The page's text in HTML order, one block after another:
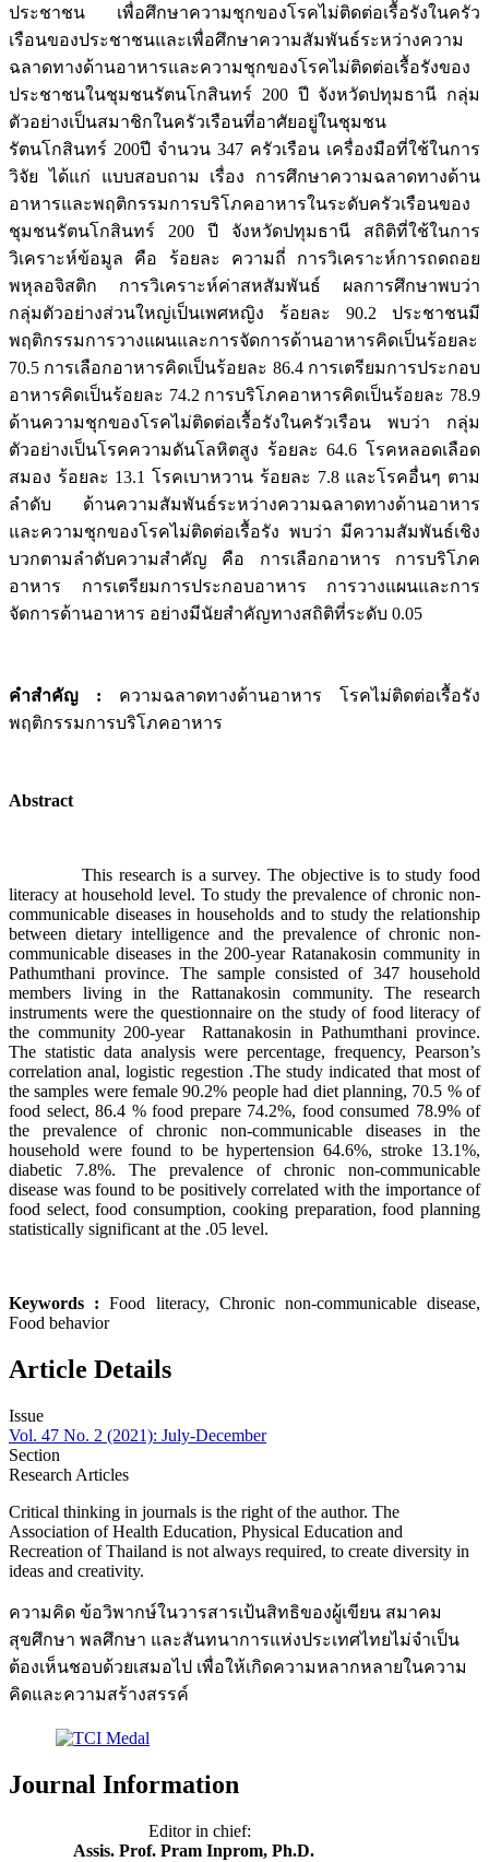
ประชาชน เพื่อศึกษาความชุกของโรคไม่ติดต่อเรื้อรังในครัว
เรือนของประชาชนและเพื่อศึกษาความสัมพันธ์ระหว่างความ
ฉลาดทางด้านอาหารและความชุกของโรคไม่ติดต่อเรื้อรังของ
ประชาชนในชุมชนรัตนโกสินทร์ 200 ปี จังหวัดปทุมธานี กลุ่ม
ตัวอย่างเป็นสมาชิกในครัวเรือนที่อาศัยอยู่ในชุมชน
รัตนโกสินทร์ 200ปี จำนวน 347 ครัวเรือน เครื่องมือที่ใช้ในการ
วิจัย ได้แก่ แบบสอบถาม เรื่อง การศึกษาความฉลาดทางด้าน
อาหารและพฤติกรรมการบริโภคอาหารในระดับครัวเรือนของ
ชุมชนรัตนโกสินทร์ 200 ปี จังหวัดปทุมธานี สถิติที่ใช้ในการ
วิเคราะห์ข้อมูล คือ ร้อยละ ความถี่ การวิเคราะห์การถดถอย
พหุลอจิสติก การวิเคราะห์ค่าสหสัมพันธ์ ผลการศึกษาพบว่า
กลุ่มตัวอย่างส่วนใหญ่เป็นเพศหญิง ร้อยละ 90.2 ประชาชนมี
พฤติกรรมการวางแผนและการจัดการด้านอาหารคิดเป็นร้อยละ
70.5 การเลือกอาหารคิดเป็นร้อยละ 86.4 การเตรียมการประกอบ
อาหารคิดเป็นร้อยละ 74.2 การบริโภคอาหารคิดเป็นร้อยละ 78.9
ด้านความชุกของโรคไม่ติดต่อเรื้อรังในครัวเรือน พบว่า กลุ่ม
ตัวอย่างเป็นโรคความดันโลหิตสูง ร้อยละ 64.6 โรคหลอดเลือด
สมอง ร้อยละ 13.1 โรคเบาหวาน ร้อยละ 7.8 และโรคอื่นๆ ตาม
ลำดับ ด้านความสัมพันธ์ระหว่างความฉลาดทางด้านอาหาร
และความชุกของโรคไม่ติดต่อเรื้อรัง พบว่า มีความสัมพันธ์เชิง
บวกตามลำดับความสำคัญ คือ การเลือกอาหาร การบริโภค
อาหาร การเตรียมการประกอบอาหาร การวางแผนและการ
จัดการด้านอาหาร อย่างมีนัยสำคัญทางสถิติที่ระดับ 0.05
คำสำคัญ : ความฉลาดทางด้านอาหาร โรคไม่ติดต่อเรื้อรัง
พฤติกรรมการบริโภคอาหาร
Abstract
This research is a survey. The objective is to study food
literacy at household level. To study the prevalence of chronic non-
communicable diseases in households and to study the relationship
between dietary intelligence and the prevalence of chronic non-
communicable diseases in the 200-year Ratanakosin community in
Pathumthani province. The sample consisted of 347 household
members living in the Rattanakosin community. The research
instruments were the questionnaire on the study of food literacy of
the community 200-year Rattanakosin in Pathumthani province.
The statistic data analysis were percentage, frequency, Pearson’s
correlation anal, logistic regestion .The study indicated that most of
the samples were female 90.2% people had diet planning, 70.5 % of
food select, 86.4 % food prepare 74.2%, food consumed 78.9% of
the prevalence of chronic non-communicable diseases in the
household were found to be hypertension 64.6%, stroke 13.1%,
diabetic 7.8%. The prevalence of chronic non-communicable
disease was found to be positively correlated with the importance of
food select, food consumption, cooking preparation, food planning
statistically significant at the .05 level.
Keywords : Food literacy, Chronic non-communicable disease,
Food behavior
Article Details
Issue
Vol. 47 No. 2 (2021): July-December
Section
Research Articles
Critical thinking in journals is the right of the author. The
Association of Health Education, Physical Education and
Recreation of Thailand is not always required, to create diversity in
ideas and creativity.
ความคิด ข้อวิพากษ์ในวารสารเป้นสิทธิของผู้เขียน สมาคม
สุขศึกษา พลศึกษา และสันทนาการแห่งประเทศไทยไม่จำเป็น
ต้องเห็นชอบด้วยเสมอไป เพื่อให้เกิดความหลากหลายในความ
คิดและความสร้างสรรค์
Journal Information
Editor in chief:
Assis. Prof. Pram Inprom, Ph.D.